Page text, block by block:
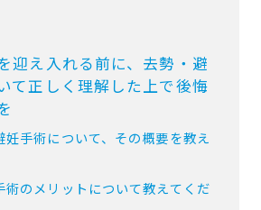
迎え入れる前に、去勢・避
て正しく理解した上で後悔
妊手術について、その概要を教え
術のメリットについて教えてくだ